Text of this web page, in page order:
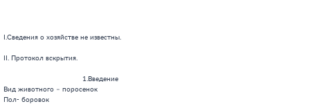
I.Сведения о хозяйстве не известны.
II. Протокол вскрытия.
                                      1.Введение
Вид животного – поросенок
Пол- боровок